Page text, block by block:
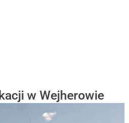
w Wejherowie